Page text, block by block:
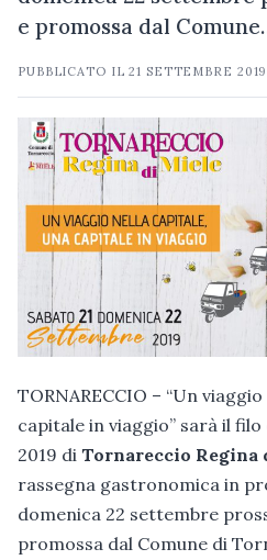
e promossa dal
PUBBLICATO IL21 SETTEMBRE 2019
TORNARECCIO – “Un
capitale in viaggio” sarà il
2019 di Tornareccio Regina
rassegna gastronomica in
domenica 22 settembre
promossa dal Comune di